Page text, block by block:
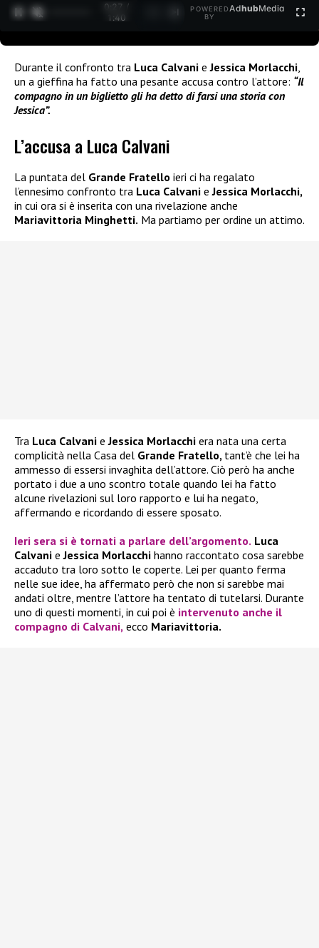
0:28 /
1:40
POWERED
BY
AdhubMedia
Durante il confronto tra Luca Calvani e Jessica Morlacchi
un a gieffina ha fatto una pesante accusa contro l’attore: “Il
compagno in un biglietto gli ha detto di farsi una storia con
Jessica”.
L’accusa a Luca Calvani
La puntata del Grande Fratello ieri ci ha regalato
l’ennesimo confronto tra Luca Calvani eJessica Morlacchi,
in cui ora si è inserita con una rivelazione anche
Mariavittoria Minghetti. Ma partiamo per ordine un attimo.
Tra Luca Calvani e Jessica Morlacchi era nata una certa
complicità nella Casa del Grande Fratello, tant’è che lei ha
ammesso di essersi invaghita dell’attore. Ciò però ha anche
portato i due a uno scontro totale quando lei ha fatto
alcune rivelazioni sul loro rapporto e lui ha negato,
affermando e ricordando di essere sposato.
Ieri sera si è tornati a parlare dell’argomento. Luca
Calvani eJessica Morlacchi hanno raccontato cosa sarebbe
accaduto tra loro sotto le coperte. Lei per quanto ferma
nelle sue idee, ha affermato però che non si sarebbe mai
andati oltre, mentre l’attore ha tentato di tutelarsi. Durante
uno di questi momenti, in cui poi è intervenuto anche il
compagno di Calvani, ecco Mariavittoria.